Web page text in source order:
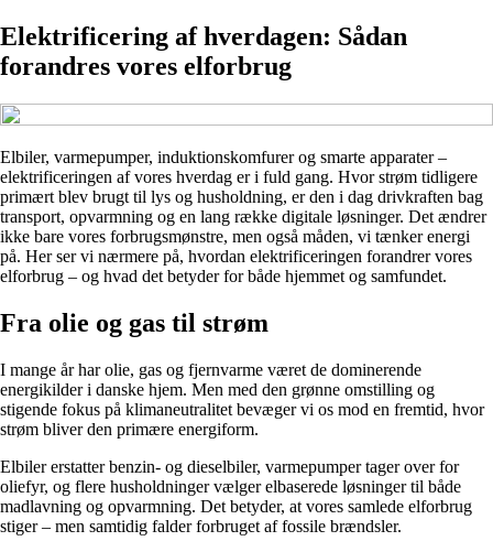
Elektrificering af hverdagen: Sådan
forandres vores elforbrug
Elbiler, varmepumper, induktionskomfurer og smarte apparater –
elektrificeringen af vores hverdag er i fuld gang. Hvor strøm tidligere
primært blev brugt til lys og husholdning, er den i dag drivkraften bag
transport, opvarmning og en lang række digitale løsninger. Det ændrer
ikke bare vores forbrugsmønstre, men også måden, vi tænker energi
på. Her ser vi nærmere på, hvordan elektrificeringen forandrer vores
elforbrug – og hvad det betyder for både hjemmet og samfundet.
Fra olie og gas til strøm
I mange år har olie, gas og fjernvarme været de dominerende
energikilder i danske hjem. Men med den grønne omstilling og
stigende fokus på klimaneutralitet bevæger vi os mod en fremtid, hvor
strøm bliver den primære energiform.
Elbiler erstatter benzin- og dieselbiler, varmepumper tager over for
oliefyr, og flere husholdninger vælger elbaserede løsninger til både
madlavning og opvarmning. Det betyder, at vores samlede elforbrug
stiger – men samtidig falder forbruget af fossile brændsler.